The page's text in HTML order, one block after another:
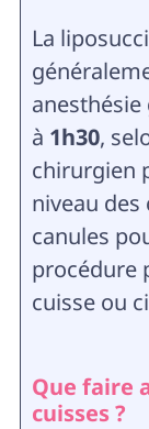
La
anesthésie
à 1h30,
chirurgien
niveau
canules
procédure
cuisse ou
Que faire
cuisses ?